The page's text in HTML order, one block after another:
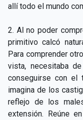
allí todo el mundo
2. Al no poder
primitivo calcó
Para comprender
vista, necesitaba
conseguirse con el
imagina de los
reflejo de los
extensión. Reúne